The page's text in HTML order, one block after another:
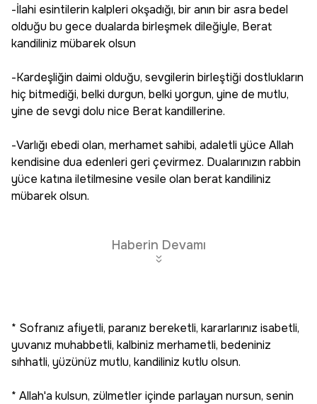
-İlahi esintilerin kalpleri okşadığı, bir anın bir asra bedel
olduğu bu gece dualarda birleşmek dileğiyle, Berat
kandiliniz mübarek olsun
-Kardeşliğin daimi olduğu, sevgilerin birleştiği dostlukların
hiç bitmediği, belki durgun, belki yorgun, yine de mutlu,
yine de sevgi dolu nice Berat kandillerine.
-Varlığı ebedi olan, merhamet sahibi, adaletli yüce Allah
kendisine dua edenleri geri çevirmez. Dualarınızın rabbin
yüce katına iletilmesine vesile olan berat kandiliniz
mübarek olsun.
Haberin Devamı
* Sofranız afiyetli, paranız bereketli, kararlarınız isabetli,
yuvanız muhabbetli, kalbiniz merhametli, bedeniniz
sıhhatli, yüzünüz mutlu, kandiliniz kutlu olsun.
* Allah'a kulsun, zülmetler içinde parlayan nursun, senin